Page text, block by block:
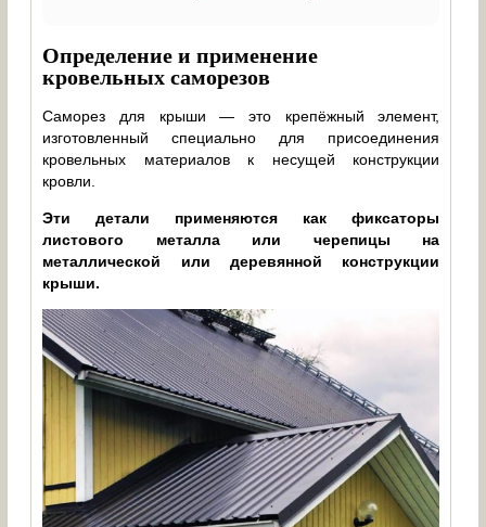
Определение и применение
кровельных саморезов
Саморез для крыши — это крепёжный элемент,
изготовленный специально для присоединения
кровельных материалов к несущей конструкции
кровли.
Эти детали применяются как фиксаторы
листового металла или черепицы на
металлической или деревянной конструкции
крыши.